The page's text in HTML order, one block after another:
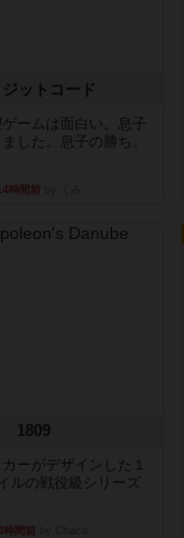
ットコード
ームは面白い。息子
した。息子の勝ち。
時間前
1809
ーがデザインした１
ルの戦役級シリーズ
時間前